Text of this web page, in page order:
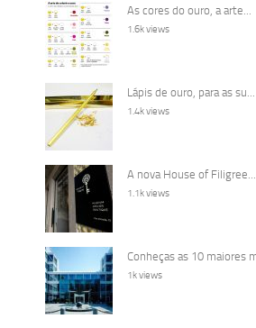
As cores do ouro, a arte...
1.6k views
Lápis de ouro, para as su...
1.4k views
A nova House of Filigree...
1.1k views
Conheças as 10 maiores
1k views